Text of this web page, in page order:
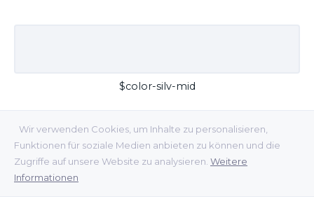
Wir verwenden Cookies, um Inhalte zu personalisieren,
Funktionen für soziale Medien anbieten zu können und die
Zugriffe auf unsere Website zu analysieren. Weitere
Informationen
$color-silv-mid